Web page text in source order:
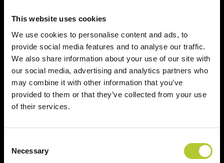
This website uses cookies
We use cookies to personalise content and ads, to
provide social media features and to analyse our traffic.
We also share information about your use of our site with
our social media, advertising and analytics partners who
may combine it with other information that you’ve
provided to them or that they’ve collected from your use
of their services.
Selection
Necessary
Prodotti
Sistemi finestre e portefinestre
Sistemi scorrevoli
Sistemi porte
Sistemi facciate continue
Sistemi oscuranti